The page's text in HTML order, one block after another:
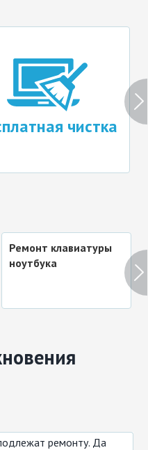
чистка
Ремонт клавиатуры
ноутбука
ремонту. Да